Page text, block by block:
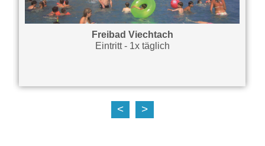
Freibad Viechtach
Eintritt - 1x täglich
< >